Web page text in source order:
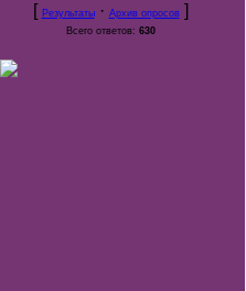
[ Результаты· Архив опросов]
Всего ответов: 630